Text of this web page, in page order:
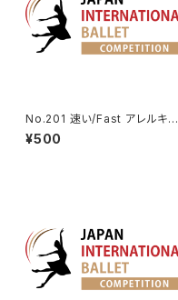
No.201 速い/Fast アレルキナ
ーダよりコロンビーヌのVa. | H
arlequinade Variation
¥500